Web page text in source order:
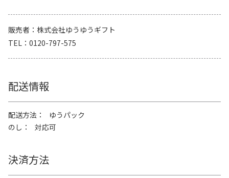
販売者
株式会社ゆうゆうギフト
TEL
0120-797-575
配送情報
配送方法
ゆうパック
のし
対応可
決済方法